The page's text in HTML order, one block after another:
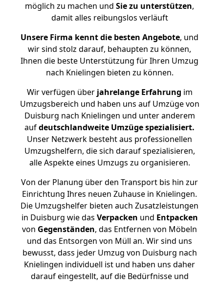
möglich zu machen und Sie zu unterstützen,
damit alles reibungslos verläuft
Unsere Firma kennt die besten Angebote, und
wir sind stolz darauf, behaupten zu können,
Ihnen die beste Unterstützung für Ihren Umzug
nach Knielingen bieten zu können.
Wir verfügen überjahrelange Erfahrung im
Umzugsbereich und haben uns auf Umzüge von
Duisburg nach Knielingen und unter anderem
aufdeutschlandweite Umzüge spezialisiert.
Unser Netzwerk besteht aus professionellen
Umzugshelfern, die sich darauf spezialisieren,
alle Aspekte eines Umzugs zu organisieren.
Von der Planung über den Transport bis hin zur
Einrichtung Ihres neuen Zuhause in Knielingen.
Die Umzugshelfer bieten auch Zusatzleistungen
in Duisburg wie das Verpacken und Entpacken
von Gegenständen, das Entfernen von Möbeln
und das Entsorgen von Müll an. Wir sind uns
bewusst, dass jeder Umzug von Duisburg nach
Knielingen individuell ist und haben uns daher
darauf eingestellt, auf die Bedürfnisse und